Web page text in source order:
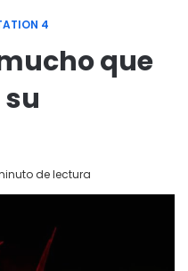
4
que
de lectura